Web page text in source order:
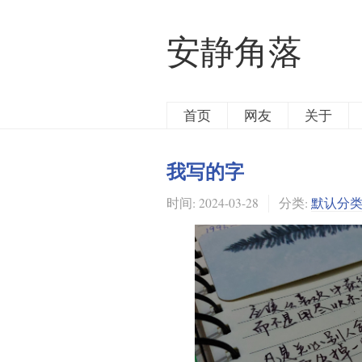
安静角落
首页 网友 关于
我写的字
时间: 2024-03-28 分类: 默认分类